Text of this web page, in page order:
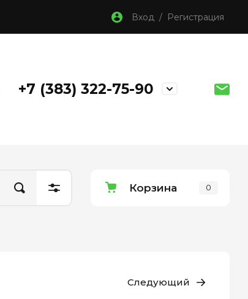
Вход / Регистрация
+7 (383) 322-75-90
Корзина 0
Следующий